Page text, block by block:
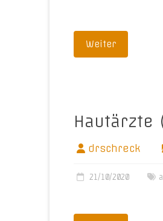
Weiter
Hautärzte
drschreck
21/10/2020